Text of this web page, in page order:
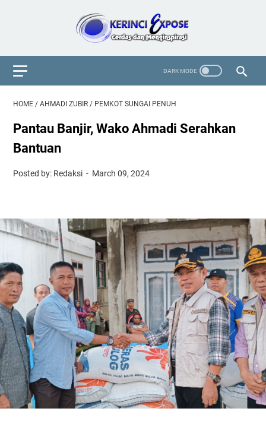
HOME / AHMADI ZUBIR / PEMKOT SUNGAI PENUH
Pantau Banjir, Wako Ahmadi Serahkan
Bantuan
Posted by: Redaksi March 09, 2024